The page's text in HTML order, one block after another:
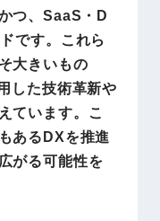
つ、SaaS・D
です。これら
大きいもの
した技術革新や
ています。こ
あるDXを推進
がる可能性を